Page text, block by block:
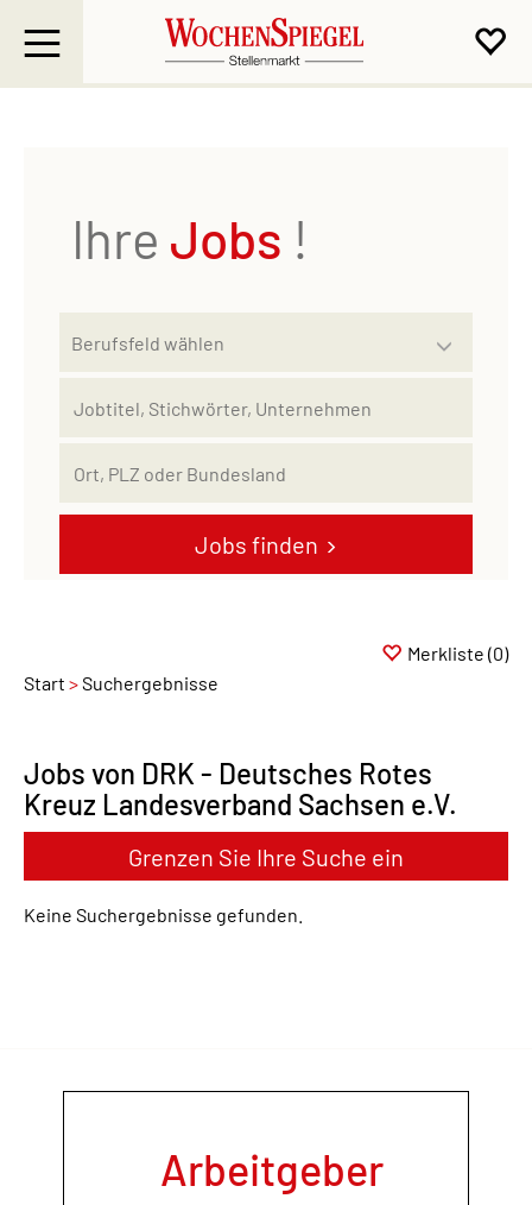
Ihre Jobs !
Jobs finden
Start Suchergebnisse
Merkliste (0)
Jobs von DRK - Deutsches Rotes
Kreuz Landesverband Sachsen e.V.
Grenzen Sie Ihre Suche ein
Keine Suchergebnisse gefunden.
Arbeitgeber